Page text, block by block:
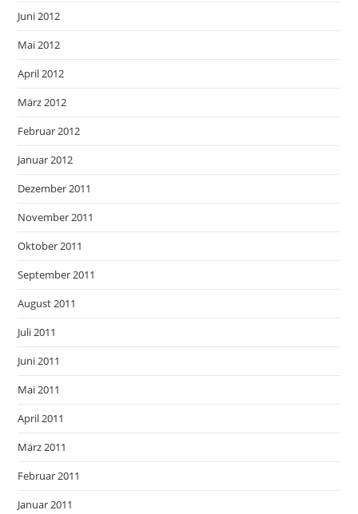
Juni 2012
Mai 2012
April 2012
März 2012
Februar 2012
Januar 2012
Dezember 2011
November 2011
Oktober 2011
September 2011
August 2011
Juli 2011
Juni 2011
Mai 2011
April 2011
März 2011
Februar 2011
Januar 2011